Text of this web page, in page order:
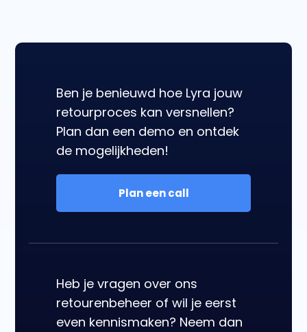
Ben je benieuwd hoe Lyra jouw
retourproces kan versnellen?
Plan dan een demo en ontdek
de mogelijkheden!
Plan een call
Heb je vragen over ons
retourenbeheer of wil je eerst
even kennismaken? Neem dan